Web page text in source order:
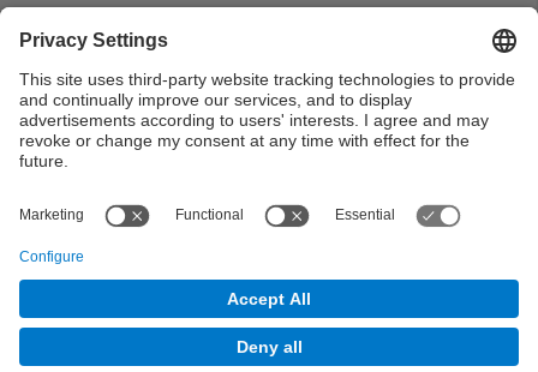
Jaume Pagès juntament amb els Srs. Antoni Giró i
Manuel Royes, i dues autoritats durant l'acte de
Diputació de…
© UPC Universitat Politècnica de Catalunya ·